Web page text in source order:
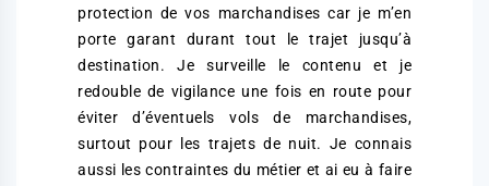
protection de vos marchandises car je m’en
porte garant durant tout le trajet jusqu’à
destination. Je surveille le contenu et je
redouble de vigilance une fois en route pour
éviter d’éventuels vols de marchandises,
surtout pour les trajets de nuit. Je connais
aussi les contraintes du métier et ai eu à faire